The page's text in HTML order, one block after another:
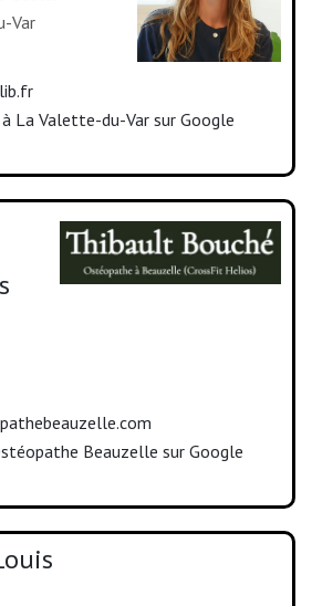
Var
La Valette-du-Var sur Google
Beauzelle sur Google